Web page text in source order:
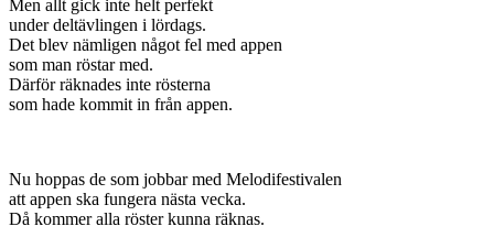
Men allt gick inte helt perfekt
under deltävlingen i lördags.
Det blev nämligen något fel med appen
som man röstar med.
Därför räknades inte rösterna
som hade kommit in från appen.
Nu hoppas de som jobbar med Melodifestivalen
att appen ska fungera nästa vecka.
Då kommer alla röster kunna räknas.